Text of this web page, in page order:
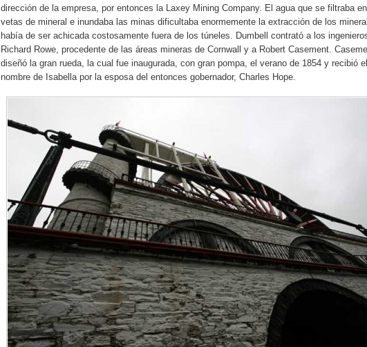
dirección de la empresa, por entonces la Laxey Mining Company. El agua que se filtraba
vetas de mineral e inundaba las minas dificultaba enormemente la extracción de los
había de ser achicada costosamente fuera de los túneles. Dumbell contrató a los
Richard Rowe, procedente de las áreas mineras de Cornwall y a Robert Casement.
diseñó la gran rueda, la cual fue inaugurada, con gran pompa, el verano de 1854 y recibió el
nombre de Isabella por la esposa del entonces gobernador, Charles Hope.